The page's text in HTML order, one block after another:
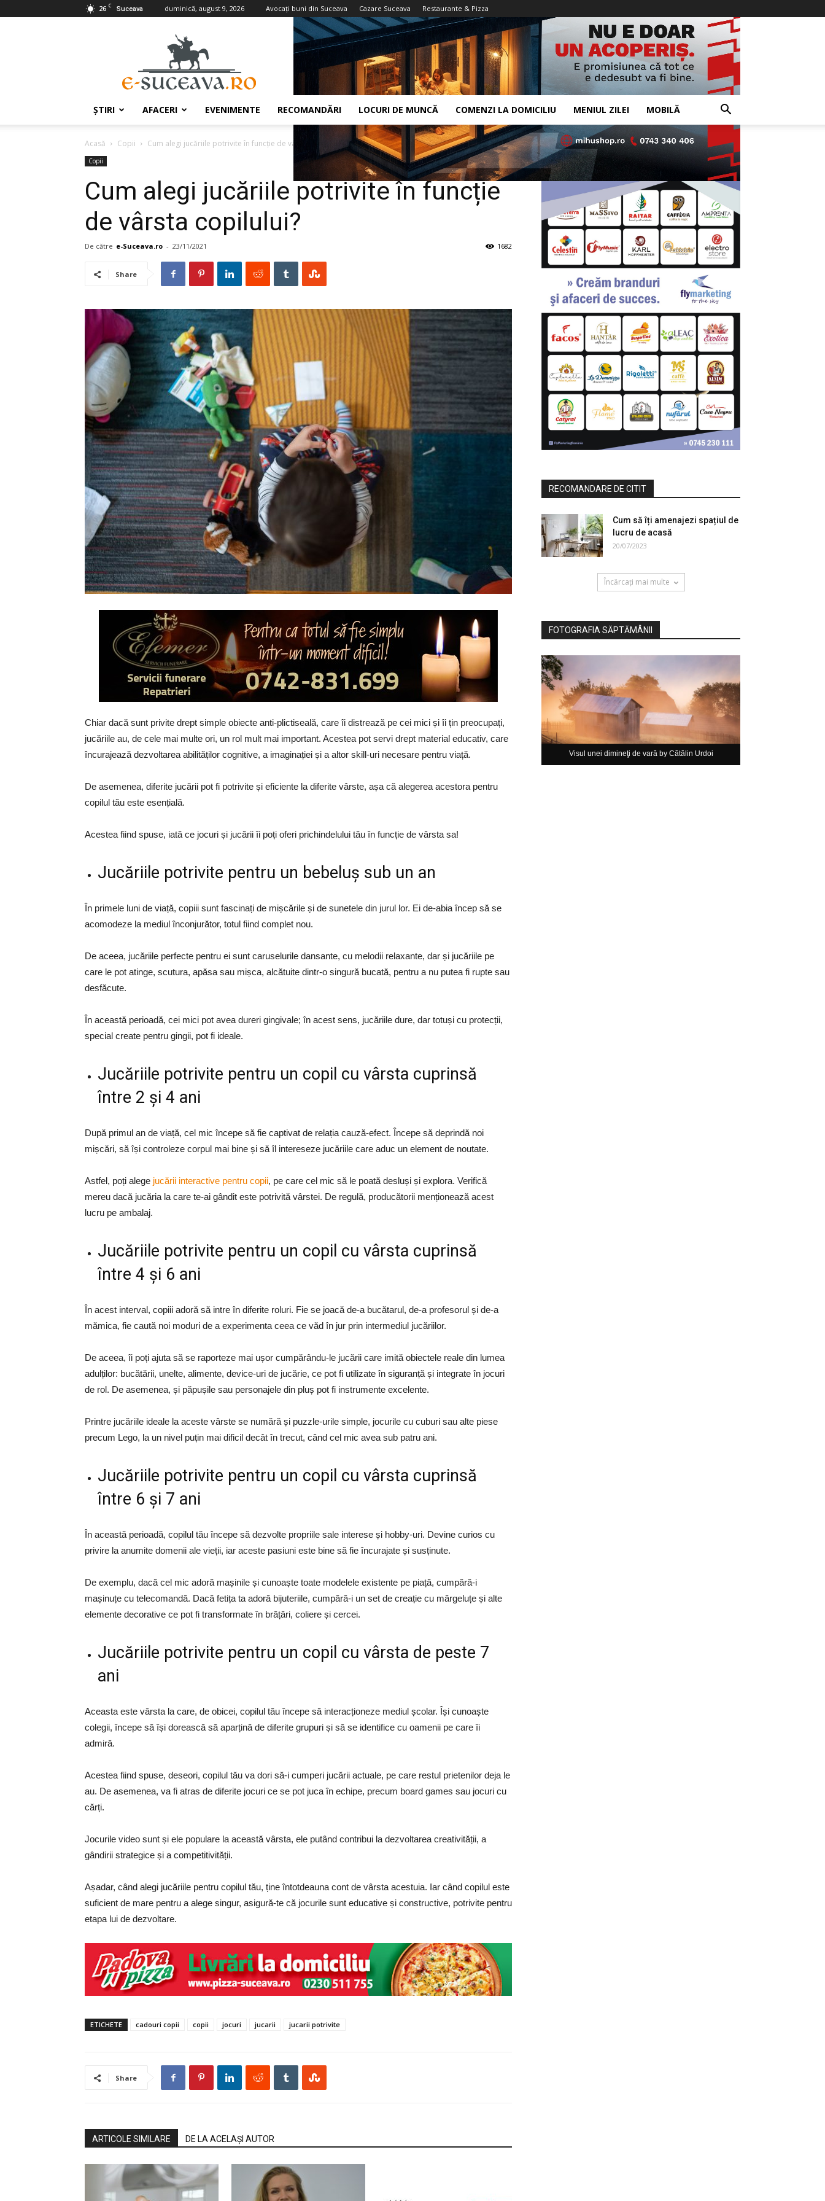
26 C Suceava duminică, august 9, 2026 Avocaţi buni din Suceava Cazare Suceava Restaurante & Pizza
ŞTIRI AFACERI EVENIMENTE RECOMANDĂRI LOCURI DE MUNCĂ COMENZI LA DOMICILIU MENIUL ZILEI MOBILĂ
Acasă Copii Cum alegi jucăriile potrivite în funcție de vârsta copilului?
Copii
Cum alegi jucăriile potrivite în funcție
de vârsta copilului?
De către e-Suceava.ro - 23/11/2021 1682
Share
Chiar dacă sunt privite drept simple obiecte anti-plictiseală, care îi distrează pe cei mici și îi țin preocupați,
jucăriile au, de cele mai multe ori, un rol mult mai important. Acestea pot servi drept material educativ, care
încurajează dezvoltarea abilităților cognitive, a imaginației și a altor skill-uri necesare pentru viață.
De asemenea, diferite jucării pot fi potrivite și eficiente la diferite vârste, așa că alegerea acestora pentru
copilul tău este esențială.
Acestea fiind spuse, iată ce jocuri și jucării îi poți oferi prichindelului tău în funcție de vârsta sa!
Jucăriile potrivite pentru un bebeluș sub un an
În primele luni de viață, copiii sunt fascinați de mișcările și de sunetele din jurul lor. Ei de-abia încep să se
acomodeze la mediul înconjurător, totul fiind complet nou.
De aceea, jucăriile perfecte pentru ei sunt caruselurile dansante, cu melodii relaxante, dar și jucăriile pe
care le pot atinge, scutura, apăsa sau mișca, alcătuite dintr-o singură bucată, pentru a nu putea fi rupte sau
desfăcute.
În această perioadă, cei mici pot avea dureri gingivale; în acest sens, jucăriile dure, dar totuși cu protecții,
special create pentru gingii, pot fi ideale.
Jucăriile potrivite pentru un copil cu vârsta cuprinsă
între 2 și 4 ani
După primul an de viață, cel mic începe să fie captivat de relația cauză-efect. Începe să deprindă noi
mișcări, să își controleze corpul mai bine și să îl intereseze jucăriile care aduc un element de noutate.
Astfel, poți alege jucării interactive pentru copii, pe care cel mic să le poată desluși și explora. Verifică
mereu dacă jucăria la care te-ai gândit este potrivită vârstei. De regulă, producătorii menționează acest
lucru pe ambalaj.
Jucăriile potrivite pentru un copil cu vârsta cuprinsă
între 4 și 6 ani
În acest interval, copiii adoră să intre în diferite roluri. Fie se joacă de-a bucătarul, de-a profesorul și de-a
mămica, fie caută noi moduri de a experimenta ceea ce văd în jur prin intermediul jucăriilor.
De aceea, îi poți ajuta să se raporteze mai ușor cumpărându-le jucării care imită obiectele reale din lumea
adulților: bucătării, unelte, alimente, device-uri de jucărie, ce pot fi utilizate în siguranță și integrate în jocuri
de rol. De asemenea, și păpușile sau personajele din pluș pot fi instrumente excelente.
Printre jucăriile ideale la aceste vârste se numără și puzzle-urile simple, jocurile cu cuburi sau alte piese
precum Lego, la un nivel puțin mai dificil decât în trecut, când cel mic avea sub patru ani.
Jucăriile potrivite pentru un copil cu vârsta cuprinsă
între 6 și 7 ani
În această perioadă, copilul tău începe să dezvolte propriile sale interese și hobby-uri. Devine curios cu
privire la anumite domenii ale vieții, iar aceste pasiuni este bine să fie încurajate și susținute.
De exemplu, dacă cel mic adoră mașinile și cunoaște toate modelele existente pe piață, cumpără-i
mașinuțe cu telecomandă. Dacă fetița ta adoră bijuteriile, cumpără-i un set de creație cu mărgeluțe și alte
elemente decorative ce pot fi transformate în brățări, coliere și cercei.
Jucăriile potrivite pentru un copil cu vârsta de peste 7
ani
Aceasta este vârsta la care, de obicei, copilul tău începe să interacționeze mediul școlar. Își cunoaște
colegii, începe să își dorească să aparțină de diferite grupuri și să se identifice cu oamenii pe care îi
admiră.
Acestea fiind spuse, deseori, copilul tău va dori să-i cumperi jucării actuale, pe care restul prietenilor deja le
au. De asemenea, va fi atras de diferite jocuri ce se pot juca în echipe, precum board games sau jocuri cu
cărți.
Jocurile video sunt și ele populare la această vârsta, ele putând contribui la dezvoltarea creativității, a
gândirii strategice și a competitivității.
Așadar, când alegi jucăriile pentru copilul tău, ține întotdeauna cont de vârsta acestuia. Iar când copilul este
suficient de mare pentru a alege singur, asigură-te că jocurile sunt educative și constructive, potrivite pentru
etapa lui de dezvoltare.
ETICHETE cadouri copii copii jocuri jucarii jucarii potrivite
Share
ARTICOLE SIMILARE DE LA ACELAȘI AUTOR
RECOMANDARE DE CITIT
Cum să îți amenajezi spațiul de
lucru de acasă
20/07/2023
Încărcați mai multe
FOTOGRAFIA SĂPTĂMÂNII
Visul unei dimineţi de vară by Cătălin Urdoi